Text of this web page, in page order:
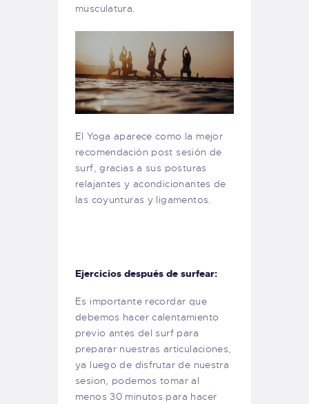
musculatura.
El Yoga aparece como la mejor
recomendación post sesión de
surf, gracias a sus posturas
relajantes y acondicionantes de
las coyunturas y ligamentos.
Ejercicios después de surfear:
Es importante recordar que
debemos hacer calentamiento
previo antes del surf para
preparar nuestras articulaciones,
ya luego de disfrutar de nuestra
sesion, podemos tomar al
menos 30 minutos para hacer